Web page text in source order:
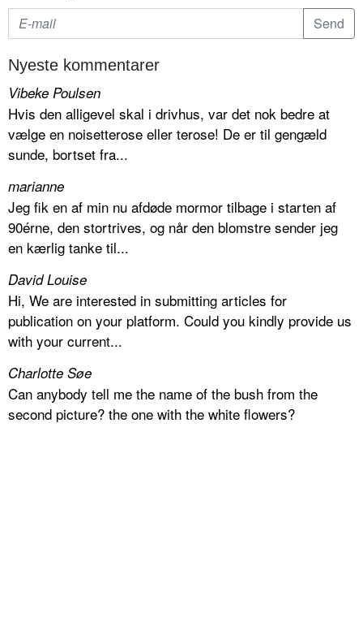
Nyeste kommentarer
Vibeke Poulsen
Hvis den alligevel skal i drivhus, var det nok bedre at
vælge en noisetterose eller terose! De er til gengæld
sunde, bortset fra...
marianne
Jeg fik en af min nu afdøde mormor tilbage i starten af
90érne, den stortrives, og når den blomstre sender jeg
en kærlig tanke til...
David Louise
Hi, We are interested in submitting articles for
publication on your platform. Could you kindly provide us
with your current...
Charlotte Søe
Can anybody tell me the name of the bush from the
second picture? the one with the white flowers?